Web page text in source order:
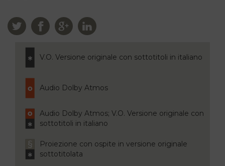
V.O. Versione originale con sottotitoli in italiano
Audio Dolby Atmos
Audio Dolby Atmos; V.O. Versione originale con
sottotitoli in italiano
Proiezione con ospite in versione originale
sottotitolata